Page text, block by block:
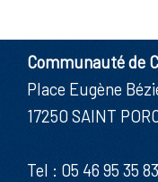
Communauté de
Place Eugène
17250 SAINT
Tel : 05 46 95 35 83